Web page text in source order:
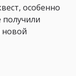
особенно
получили
новой